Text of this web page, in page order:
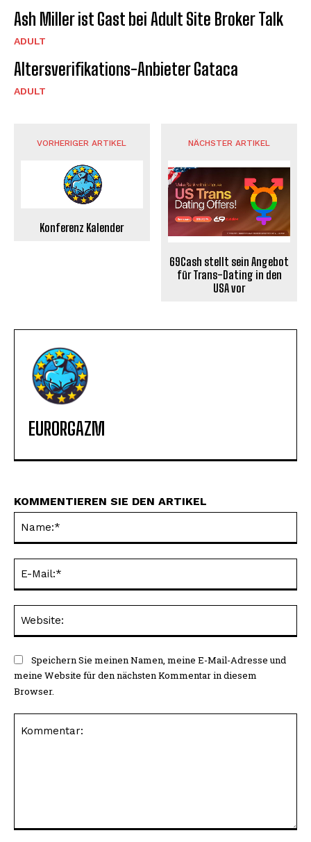
Ash Miller ist Gast bei Adult Site Broker Talk
ADULT
Altersverifikations-Anbieter Gataca
ADULT
VORHERIGER ARTIKEL
Konferenz Kalender
NÄCHSTER ARTIKEL
69Cash stellt sein Angebot
für Trans-Dating in den
USA vor
EURORGAZM
KOMMENTIEREN SIE DEN ARTIKEL
Speichern Sie meinen Namen, meine E-Mail-Adresse und
meine Website für den nächsten Kommentar in diesem
Browser.